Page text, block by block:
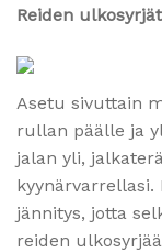
Reiden
Asetu sivuttain
rullan päälle ja
jalan yli,
kyynärvarrellasi.
jännitys, jotta
reiden